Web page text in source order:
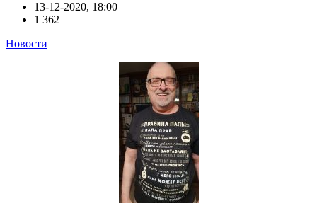
13-12-2020, 18:00
1 362
Новости